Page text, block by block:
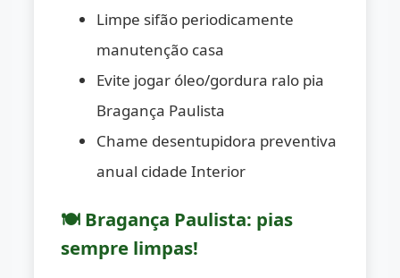
Limpe sifão periodicamente
manutenção casa
Evite jogar óleo/gordura ralo pia
Bragança Paulista
Chame desentupidora preventiva
anual cidade Interior
🍽️ Bragança Paulista: pias
sempre limpas!